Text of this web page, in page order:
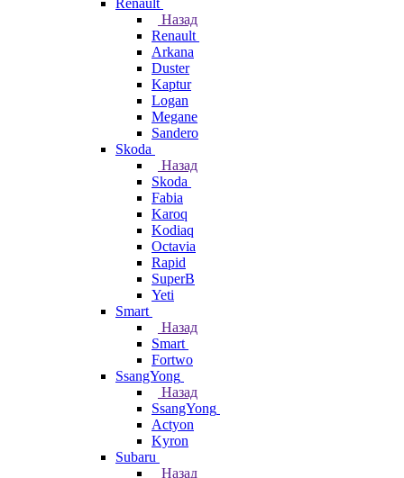
Renault
Назад
Renault
Arkana
Duster
Kaptur
Logan
Megane
Sandero
Skoda
Назад
Skoda
Fabia
Karoq
Kodiaq
Octavia
Rapid
SuperB
Yeti
Smart
Назад
Smart
Fortwo
SsangYong
Назад
SsangYong
Actyon
Kyron
Subaru
Назад